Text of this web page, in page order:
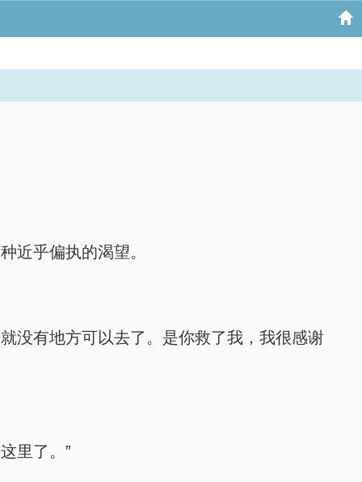
近乎偏执的渴望。
没有地方可以去了。是你救了我，我很感谢
里了。”